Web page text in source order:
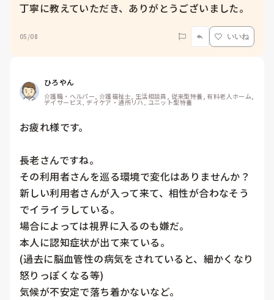
丁寧に教えていただき、ありがとうございました。
05/08 いいね
ひろやん
介護職・ヘルパー, 介護福祉士, 生活相談員, 従来型特養, 有料老人ホーム,
デイサービス, デイケア・通所リハ, ユニット型特養
お疲れ様です。
長老さんですね。
その利用者さんを巡る環境で変化はありませんか？
新しい利用者さんが入って来て、相性が合わなそう
でイライラしている。
場合によっては視界に入るのも嫌だ。
本人に認知症状が出て来ている。
(過去に脳血管性の病気をされていると、細かくなり
怒りっぽくなる等)
気候が不安定で落ち着かないなど。